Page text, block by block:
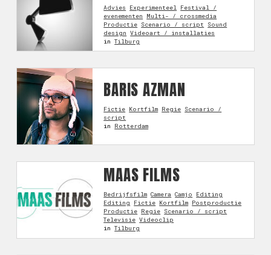
Advies Experimenteel
Festival /
evenementen
Multi- / crossmedia
Productie Scenario / script
Sound
design Videoart / installaties
inTilburg
BARIS AZMAN
Fictie Kortfilm Regie Scenario /
script
in Rotterdam
MAAS FILMS
Bedrijfsfilm Camera Camjo
Editing
Editing
Fictie Kortfilm Postproductie
Productie Regie Scenario / script
Televisie Videoclip
inTilburg